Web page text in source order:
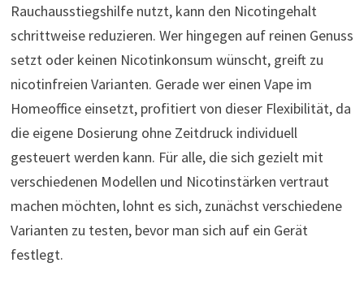
Rauchausstiegshilfe nutzt, kann den Nicotingehalt
schrittweise reduzieren. Wer hingegen auf reinen Genuss
setzt oder keinen Nicotinkonsum wünscht, greift zu
nicotinfreien Varianten. Gerade wer einen Vape im
Homeoffice einsetzt, profitiert von dieser Flexibilität, da
die eigene Dosierung ohne Zeitdruck individuell
gesteuert werden kann. Für alle, die sich gezielt mit
verschiedenen Modellen und Nicotinstärken vertraut
machen möchten, lohnt es sich, zunächst verschiedene
Varianten zu testen, bevor man sich auf ein Gerät
festlegt.